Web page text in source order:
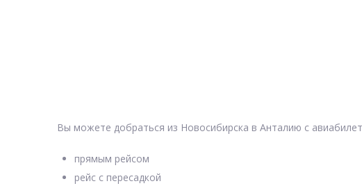
Вы можете добраться из Новосибирска в Анталию с
прямым рейсом
рейс с пересадкой